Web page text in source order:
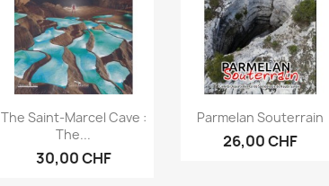
Aperçu rapide
The Saint-Marcel Cave :
The...
30,00 CHF
Aperçu rapide
Parmelan Souterrain
26,00 CHF